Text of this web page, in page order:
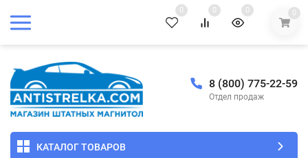
0 0 0 0
8 (800) 775-22-59
Отдел продаж
КАТАЛОГ ТОВАРОВ